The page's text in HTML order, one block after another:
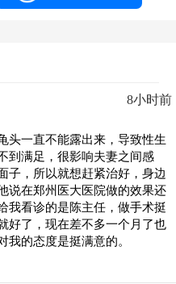
8小时前
头一直不能露出来，导致性生
到满足，很影响夫妻之间感
子，所以就想赶紧治好，身边
说在郑州医大医院做的效果还
我看诊的是陈主任，做手术挺
好了，现在差不多一个月了也
我的态度是挺满意的。